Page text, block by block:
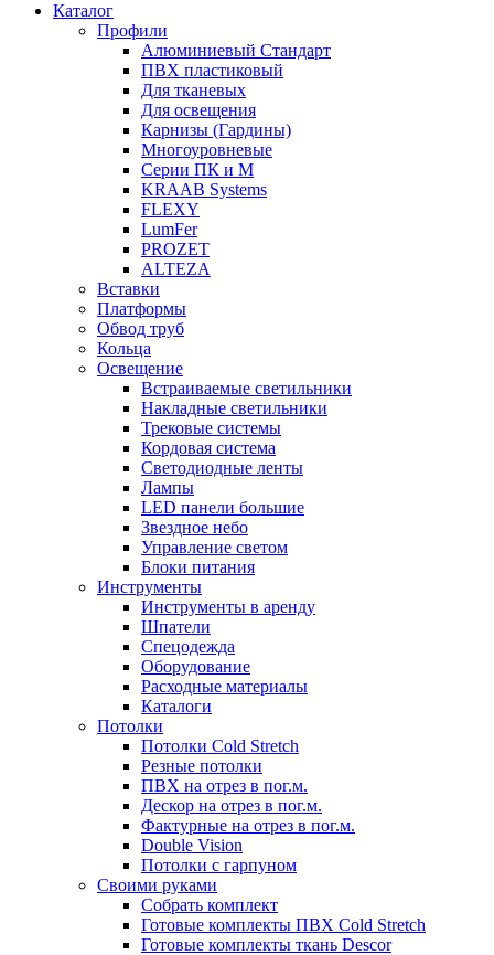
Каталог
Профили
Алюминиевый Стандарт
ПВХ пластиковый
Для тканевых
Для освещения
Карнизы (Гардины)
Многоуровневые
Серии ПК и М
KRAAB Systems
FLEXY
LumFer
PROZET
ALTEZA
Вставки
Платформы
Обвод труб
Кольца
Освещение
Встраиваемые светильники
Накладные светильники
Трековые системы
Кордовая система
Светодиодные ленты
Лампы
LED панели большие
Звездное небо
Управление светом
Блоки питания
Инструменты
Инструменты в аренду
Шпатели
Спецодежда
Оборудование
Расходные материалы
Каталоги
Потолки
Потолки Cold Stretch
Резные потолки
ПВХ на отрез в пог.м.
Дескор на отрез в пог.м.
Фактурные на отрез в пог.м.
Double Vision
Потолки с гарпуном
Своими руками
Собрать комплект
Готовые комплекты ПВХ Cold Stretch
Готовые комплекты ткань Descor